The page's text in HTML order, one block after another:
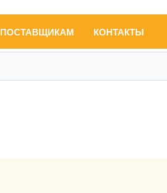
ПОСТАВЩИКАМ КОНТАКТЫ